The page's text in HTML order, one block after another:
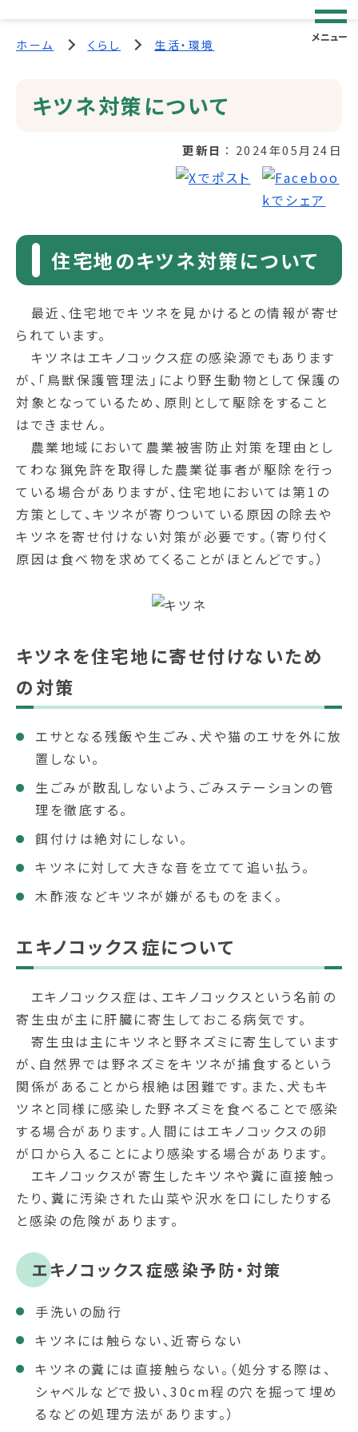
メニュー
ホーム くらし 生活・環境
キツネ対策について
更新日 2024年05月24日
住宅地のキツネ対策について
最近、住宅地でキツネを見かけるとの情報が寄せ
られています。
キツネはエキノコックス症の感染源でもあります
が、「鳥獣保護管理法」により野生動物として保護の
対象となっているため、原則として駆除をすること
はできません。
農業地域において農業被害防止対策を理由とし
てわな猟免許を取得した農業従事者が駆除を行っ
ている場合がありますが、住宅地においては第1の
方策として、キツネが寄りついている原因の除去や
キツネを寄せ付けない対策が必要です。（寄り付く
原因は食べ物を求めてくることがほとんどです。）
キツネを住宅地に寄せ付けないため
の対策
エサとなる残飯や生ごみ、犬や猫のエサを外に放
置しない。
生ごみが散乱しないよう、ごみステーションの管
理を徹底する。
餌付けは絶対にしない。
キツネに対して大きな音を立てて追い払う。
木酢液などキツネが嫌がるものをまく。
エキノコックス症について
エキノコックス症は、エキノコックスという名前の
寄生虫が主に肝臓に寄生しておこる病気です。
寄生虫は主にキツネと野ネズミに寄生しています
が、自然界では野ネズミをキツネが捕食するという
関係があることから根絶は困難です。また、犬もキ
ツネと同様に感染した野ネズミを食べることで感染
する場合があります。人間にはエキノコックスの卵
が口から入ることにより感染する場合があります。
エキノコックスが寄生したキツネや糞に直接触っ
たり、糞に汚染された山菜や沢水を口にしたりする
と感染の危険があります。
エキノコックス症感染予防・対策
手洗いの励行
キツネには触らない、近寄らない
キツネの糞には直接触らない。（処分する際は、
シャベルなどで扱い、30cm程の穴を掘って埋め
るなどの処理方法があります。）